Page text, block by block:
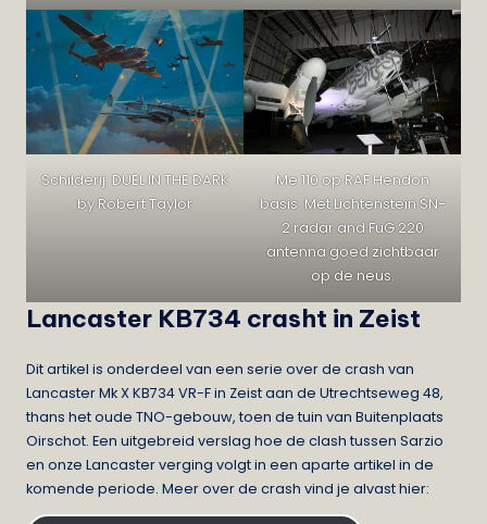
Schilderij: DUEL IN THE DARK
by Robert Taylor
Me 110 op RAF Hendon
basis. Met Lichtenstein SN-
2 radar and FuG 220
antenna goed zichtbaar
op de neus.
Lancaster KB734 crasht in Zeist
Dit artikel is onderdeel van een serie over de crash van
Lancaster Mk X KB734 VR-F in Zeist aan de Utrechtseweg 48,
thans het oude TNO-gebouw, toen de tuin van Buitenplaats
Oirschot. Een uitgebreid verslag hoe de clash tussen Sarzio
en onze Lancaster verging volgt in een aparte artikel in de
komende periode. Meer over de crash vind je alvast hier: